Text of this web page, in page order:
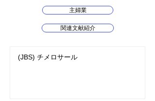
主婦業
関連文献紹介
(JBS) チメロサール